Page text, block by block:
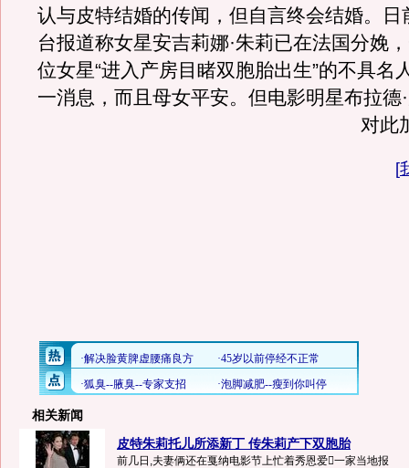
认与皮特结婚的传闻，但自言终会结婚。日
台报道称女星安吉莉娜·朱莉已在法国分娩
位女星“进入产房目睹双胞胎出生”的不具名
一消息，而且母女平安。但电影明星布拉德
对此
[
相关新闻
皮特朱莉托儿所添新丁 传朱莉产下双胞胎
前几日,夫妻俩还在戛纳电影节上忙着秀恩爱一家当地报